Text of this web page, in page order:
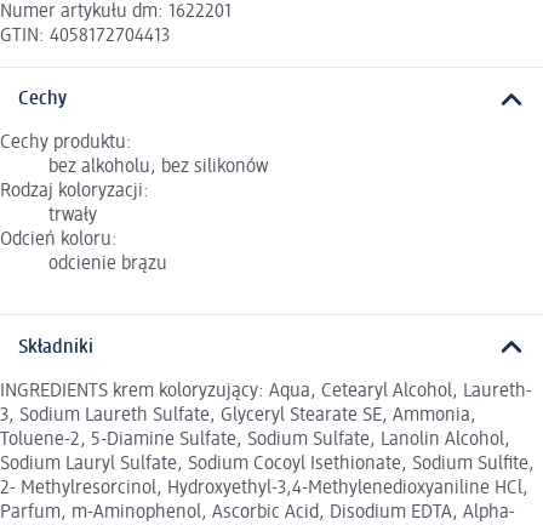
Numer artykułu dm: 1622201
GTIN: 4058172704413
Cechy
Cechy produktu:
bez alkoholu, bez silikonów
Rodzaj koloryzacji:
trwały
Odcień koloru:
odcienie brązu
Składniki
INGREDIENTS krem koloryzujący: Aqua, Cetearyl Alcohol, Laureth-
3, Sodium Laureth Sulfate, Glyceryl Stearate SE, Ammonia,
Toluene-2, 5-Diamine Sulfate, Sodium Sulfate, Lanolin Alcohol,
Sodium Lauryl Sulfate, Sodium Cocoyl Isethionate, Sodium Sulfite,
2- Methylresorcinol, Hydroxyethyl-3,4-Methylenedioxyaniline HCl,
Parfum, m-Aminophenol, Ascorbic Acid, Disodium EDTA, Alpha-